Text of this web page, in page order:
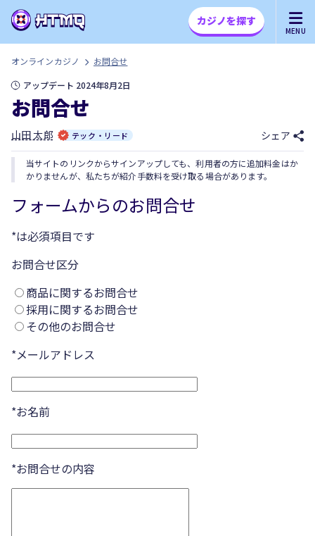
MENU
カジノを探す
オンラインカジノ
お問合せ
アップデート 2024年8月2日
お問合せ
山田 太郎 テック・リード シェア
当サイトのリンクからサインアップしても、利用者の方に追加料金はか
かりませんが、私たちが紹介手数料を受け取る場合があります。
フォームからのお問合せ
*は必須項目です
お問合せ区分
商品に関するお問合せ
採用に関するお問合せ
その他のお問合せ
*メールアドレス
*お名前
*お問合せの内容